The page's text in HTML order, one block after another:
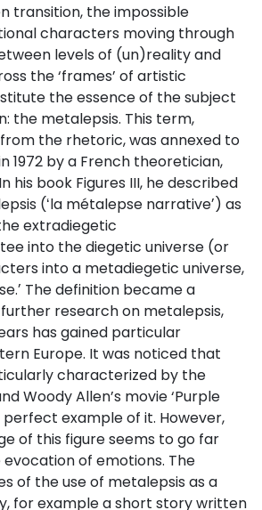
transition, the impossible
characters moving through
levels of (un)reality and
the ‘frames’ of artistic
the essence of the subject
the metalepsis. This term,
the rhetoric, was annexed to
1972 by a French theoretician,
his book Figures III, he described
(ʻla métalepse narrativeʼ) as
extradiegetic
into the diegetic universe (or
into a metadiegetic universe,
The definition became a
research on metalepsis,
has gained particular
Europe. It was noticed that
characterized by the
Woody Allen’s movie ‘Purple
perfect example of it. However,
of this figure seems to go far
of emotions. The
of the use of metalepsis as a
for example a short story written